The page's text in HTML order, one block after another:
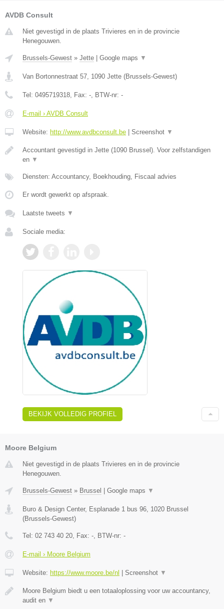
AVDB Consult
Niet gevestigd in de plaats Trivieres en in de provincie
Henegouwen.
Brussels-Gewest » Jette | Google maps ▼
Van Bortonnestraat 57 1090 Jette (Brussels-Gewest)
Tel: 0495719318 , Fax: - , BTW-nr: -
E-mail › AVDB Consult
Website: http://www.avdbconsult.be | Screenshot ▼
Accountant gevestigd in Jette (1090 Brussel). Voor zelfstandigen
en ▼
Diensten: Accountancy, Boekhouding, Fiscaal advies
Er wordt gewerkt op afspraak.
Laatste tweets ▼
Sociale media:
BEKIJK VOLLEDIG PROFIEL
Moore Belgium
Niet gevestigd in de plaats Trivieres en in de provincie
Henegouwen.
Brussels-Gewest » Brussel | Google maps ▼
Buro & Design Center, Esplanade 1 bus 96 1020 Brussel
(Brussels-Gewest)
Tel: 02 743 40 20 , Fax: - , BTW-nr: -
E-mail › Moore Belgium
Website: https://www.moore.be/nl | Screenshot ▼
Moore Belgium biedt u een totaaloplossing voor uw accountancy,
audit en ▼